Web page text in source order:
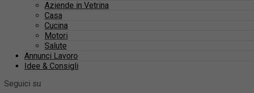
Aziende in Vetrina
Casa
Cucina
Motori
Salute
Annunci Lavoro
Idee & Consigli
Seguici su